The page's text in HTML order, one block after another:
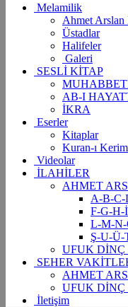
Melamilik
Ahmet
Üstadlar
Halifeler
Galeri
SESLİ KİTAP
AB-I
İKRA
Eserler
Kitaplar
Kuran-ı
Videolar
İLAHİLER
AHMET
A-B-C-
F-G-H-
L-M-N-
Ş-U-Ü-
UFUK DİNÇ
SEHER
AHMET
UFUK DİNÇ
İletişim